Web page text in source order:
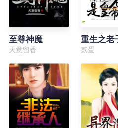
至尊神魔
天意留香 贰蛋